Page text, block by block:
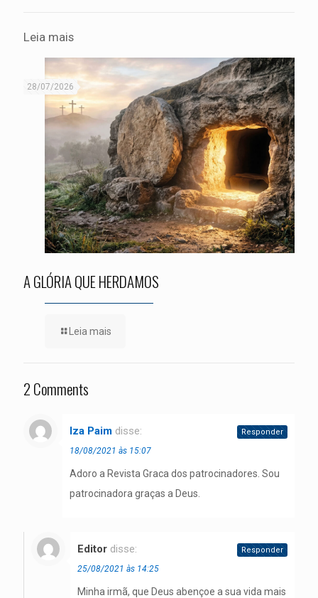
Leia mais
28/07/2026
A GLÓRIA QUE HERDAMOS
Leia mais
2 Comments
Iza Paim disse:
18/08/2021 às 15:07
Adoro a Revista Graca dos patrocinadores. Sou
patrocinadora graças a Deus.
Responder
Editor disse:
25/08/2021 às 14:25
Minha irmã, que Deus abençoe a sua vida mais
Responder